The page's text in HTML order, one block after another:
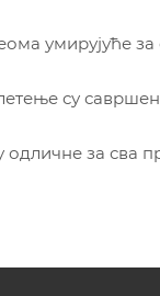
умирујуће за
су
одличне за сва